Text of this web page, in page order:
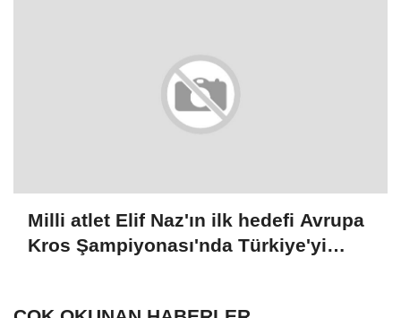
Milli atlet Elif Naz'ın ilk hedefi Avrupa
Kros Şampiyonası'nda Türkiye'yi